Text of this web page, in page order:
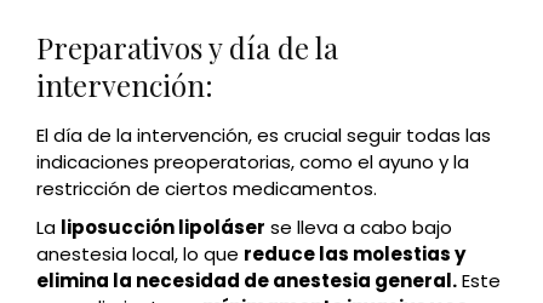
Preparativos y día de la
intervención:
El día de la intervención, es crucial seguir todas las
indicaciones preoperatorias, como el ayuno y la
restricción de ciertos medicamentos.
La liposucción lipoláser se lleva a cabo bajo
anestesia local, lo que reduce las molestias y
elimina la necesidad de anestesia general.Este